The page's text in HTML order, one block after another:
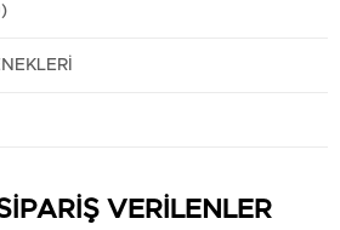
VERİLENLER